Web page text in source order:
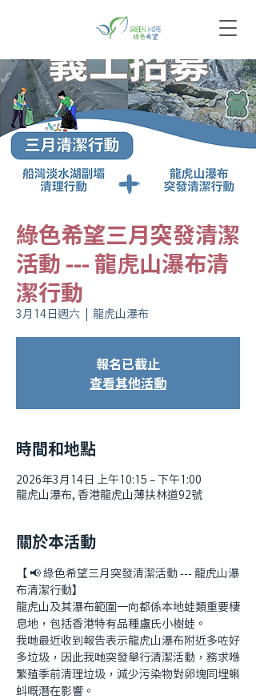
綠色希望三月突發清潔
活動 --- 龍虎山瀑布清
潔行動
3月14日週六
  |
龍虎山瀑布
報名已截止
查看其他活動
時間和地點
2026年3月14日 上午10:15 – 下午1:00
龍虎山瀑布, 香港龍虎山薄扶林道92號
關於本活動
【 📢 綠色希望三月突發清潔活動 --- 龍虎山瀑
布清潔行動】
龍虎山及其瀑布範圍一向都係本地蛙類重要棲
息地，包括香港特有品種盧氏小樹蛙。
我哋最近收到報告表示龍虎山瀑布附近多咗好
多垃圾，因此我哋突發舉行清潔活動，務求喺
繁殖季前清理垃圾，減少污染物對卵塊同埋蝌
蚪嘅潛在影響。